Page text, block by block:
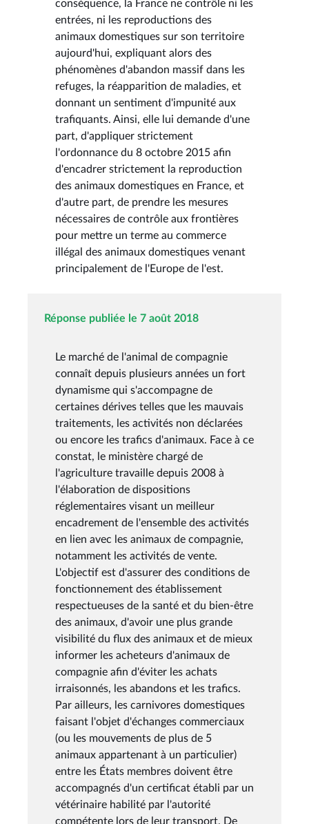
conséquence, la France ne contrôle ni les
entrées, ni les reproductions des
animaux domestiques sur son territoire
aujourd'hui, expliquant alors des
phénomènes d'abandon massif dans les
refuges, la réapparition de maladies, et
donnant un sentiment d'impunité aux
trafiquants. Ainsi, elle lui demande d'une
part, d'appliquer strictement
l'ordonnance du 8 octobre 2015 afin
d'encadrer strictement la reproduction
des animaux domestiques en France, et
d'autre part, de prendre les mesures
nécessaires de contrôle aux frontières
pour mettre un terme au commerce
illégal des animaux domestiques venant
principalement de l'Europe de l'est.
Réponse publiée le 7 août 2018
Le marché de l'animal de compagnie
connaît depuis plusieurs années un fort
dynamisme qui s'accompagne de
certaines dérives telles que les mauvais
traitements, les activités non déclarées
ou encore les trafics d'animaux. Face à ce
constat, le ministère chargé de
l'agriculture travaille depuis 2008 à
l'élaboration de dispositions
réglementaires visant un meilleur
encadrement de l'ensemble des activités
en lien avec les animaux de compagnie,
notamment les activités de vente.
L'objectif est d'assurer des conditions de
fonctionnement des établissement
respectueuses de la santé et du bien-être
des animaux, d'avoir une plus grande
visibilité du flux des animaux et de mieux
informer les acheteurs d'animaux de
compagnie afin d'éviter les achats
irraisonnés, les abandons et les trafics.
Par ailleurs, les carnivores domestiques
faisant l'objet d'échanges commerciaux
(ou les mouvements de plus de 5
animaux appartenant à un particulier)
entre les États membres doivent être
accompagnés d'un certificat établi par un
vétérinaire habilité par l'autorité
compétente lors de leur transport. De